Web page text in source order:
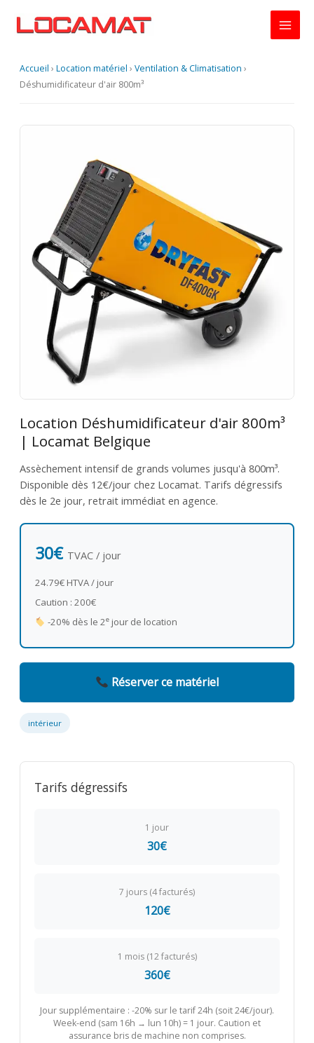
Accueil › Location matériel › Ventilation & Climatisation ›
Déshumidificateur d'air 800m³
Location Déshumidificateur d'air 800m³
| Locamat Belgique
Assèchement intensif de grands volumes jusqu'à 800m³.
Disponible dès 12€/jour chez Locamat. Tarifs dégressifs
dès le 2e jour, retrait immédiat en agence.
30€ TVAC / jour
24.79€ HTVA / jour
Caution : 200€
-20% dès le 2ejour de location
Réserver ce matériel
intérieur
Tarifs dégressifs
1 jour
30€
7 jours (4 facturés)
120€
1 mois (12 facturés)
360€
Jour supplémentaire : -20% sur le tarif 24h (soit 24€/jour).
Week-end (sam 16h → lun 10h) = 1 jour. Caution et
assurance bris de machine non comprises.